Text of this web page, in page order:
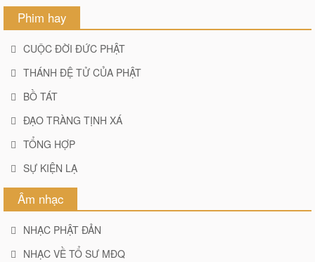
Phim hay
CUỘC ĐỜI ĐỨC PHẬT
THÁNH ĐỆ TỬ CỦA PHẬT
BỒ TÁT
ĐẠO TRÀNG TỊNH XÁ
TỔNG HỢP
SỰ KIỆN LẠ
Âm nhạc
NHẠC PHẬT ĐẢN
NHẠC VỀ TỔ SƯ MĐQ